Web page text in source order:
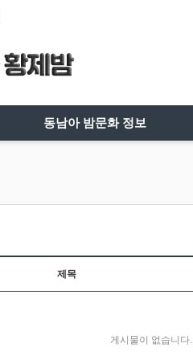
동남아 밤문화 정보
제목
게시물이 없습니다.